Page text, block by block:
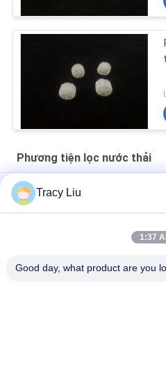
Phương tiện lọc nước thải
HDPE 19 phòng Phương tiện lọc
Phương tiện nhựa 1000 M2 / M3
Tracy Liu
1:37
Good day, what product are you